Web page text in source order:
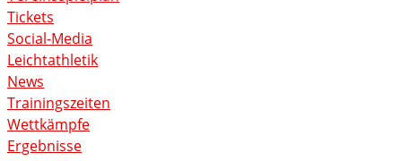
Tickets
Social-Media
Leichtathletik
News
Trainingszeiten
Wettkämpfe
Ergebnisse